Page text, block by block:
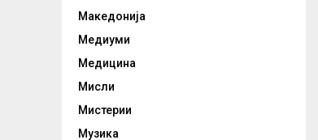
Македонија
Медиуми
Медицина
Мисли
Мистерии
Музика